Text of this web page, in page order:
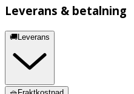
Leverans & betalning
🚚Leverans
🧺Fraktkostnad